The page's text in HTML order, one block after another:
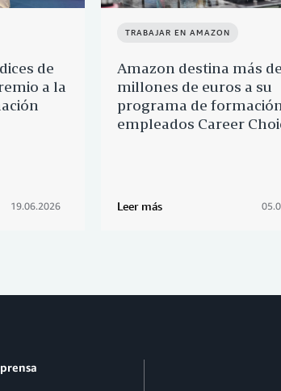
de
a la
19.06.2026
TRABAJAR EN AMAZON
Amazon destina más
millones de euros a su
programa de
empleados Career
Leer más